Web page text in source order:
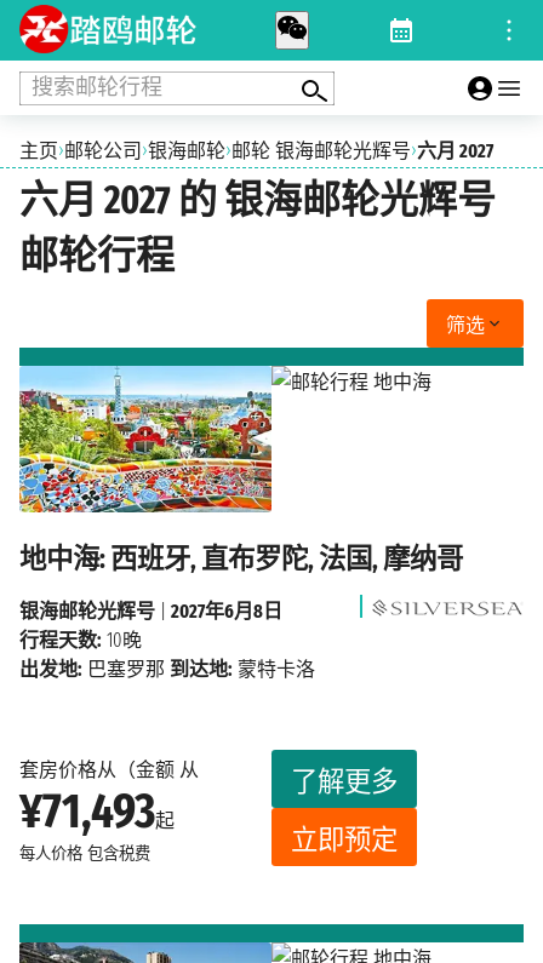
搜索邮轮行程
主页›邮轮公司 ›银海邮轮›邮轮 银海邮轮光辉号›六月 2027
六月 2027 的 银海邮轮光辉号
邮轮行程
筛选
地中海: 西班牙, 直布罗陀, 法国, 摩纳哥
套房价格从（金额 从
¥71,493起
每人价格 包含税费
了解更多
立即预定
银海邮轮光辉号
2027年6月8日
行程天数: 10晚
出发地: 巴塞罗那 到达地: 蒙特卡洛